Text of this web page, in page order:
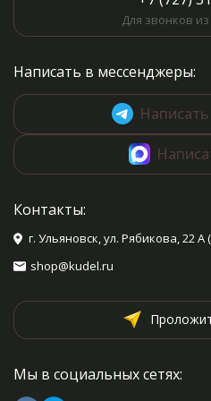
Для звонков
Написать в мессенджеры:
Контакты:
г. Ульяновск, ул. Рябикова, 22
shop@kudel.ru
Мы в социальных сетях: